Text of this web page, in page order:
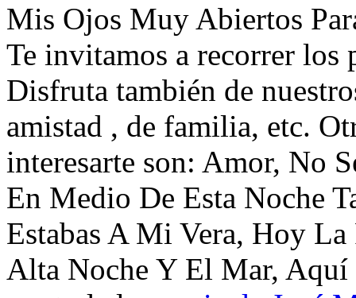
Mis Ojos Muy Abiertos
Te invitamos a recorrer los
Disfruta también de
amistad , de familia, etc.
interesarte son: Amor, No
En Medio De Esta Noche
Estabas A Mi Vera, Hoy
Alta Noche Y El Mar, Aquí